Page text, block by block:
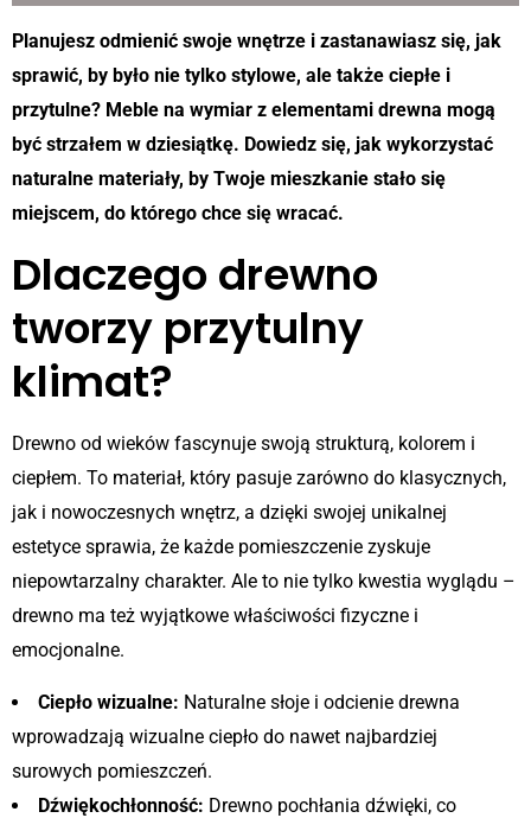
Planujesz odmienić swoje wnętrze i zastanawiasz się, jak
sprawić, by było nie tylko stylowe, ale także ciepłe i
przytulne? Meble na wymiar z elementami drewna mogą
być strzałem w dziesiątkę. Dowiedz się, jak wykorzystać
naturalne materiały, by Twoje mieszkanie stało się
miejscem, do którego chce się wracać.
Dlaczego drewno
tworzy przytulny
klimat?
Drewno od wieków fascynuje swoją strukturą, kolorem i
ciepłem. To materiał, który pasuje zarówno do klasycznych,
jak i nowoczesnych wnętrz, a dzięki swojej unikalnej
estetyce sprawia, że każde pomieszczenie zyskuje
niepowtarzalny charakter. Ale to nie tylko kwestia wyglądu –
drewno ma też wyjątkowe właściwości fizyczne i
emocjonalne.
Ciepło wizualne: Naturalne słoje i odcienie drewna
wprowadzają wizualne ciepło do nawet najbardziej
surowych pomieszczeń.
Dźwiękochłonność: Drewno pochłania dźwięki, co